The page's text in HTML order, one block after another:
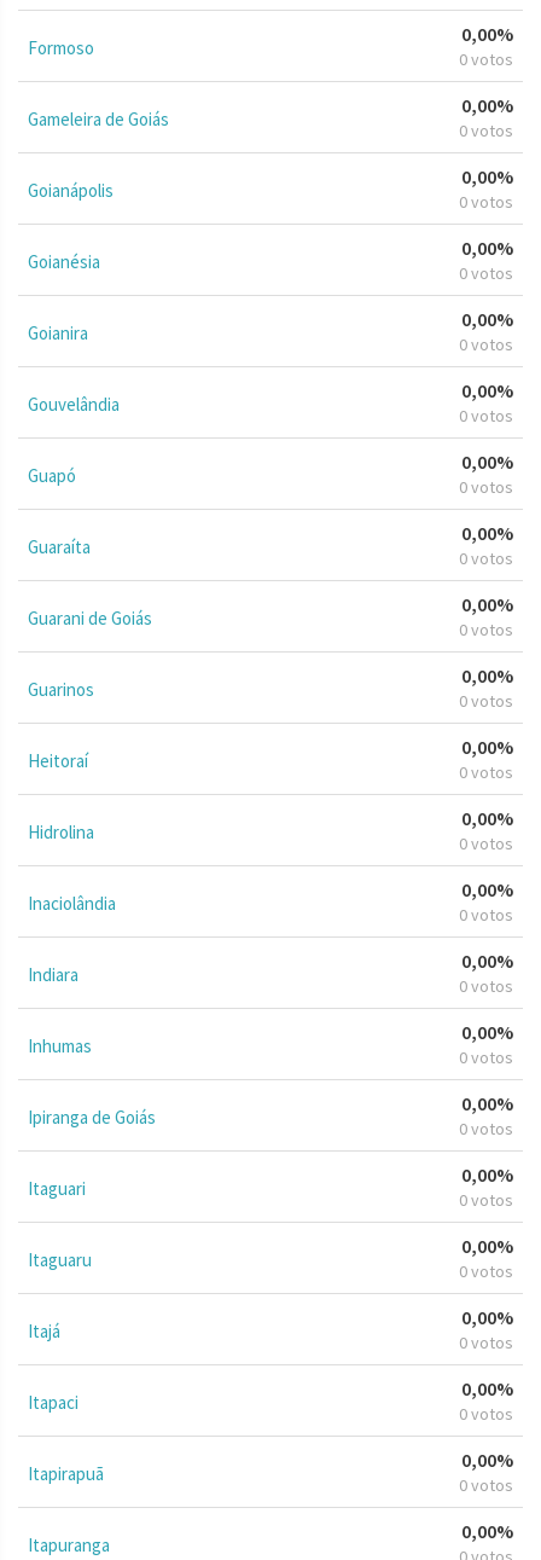
Formoso
0,00%
0 votos
Gameleira de Goiás
0,00%
0 votos
Goianápolis
0,00%
0 votos
Goianésia
0,00%
0 votos
Goianira
0,00%
0 votos
Gouvelândia
0,00%
0 votos
Guapó
0,00%
0 votos
Guaraíta
0,00%
0 votos
Guarani de Goiás
0,00%
0 votos
Guarinos
0,00%
0 votos
Heitoraí
0,00%
0 votos
Hidrolina
0,00%
0 votos
Inaciolândia
0,00%
0 votos
Indiara
0,00%
0 votos
Inhumas
0,00%
0 votos
Ipiranga de Goiás
0,00%
0 votos
Itaguari
0,00%
0 votos
Itaguaru
0,00%
0 votos
Itajá
0,00%
0 votos
Itapaci
0,00%
0 votos
Itapirapuã
0,00%
0 votos
Itapuranga
0,00%